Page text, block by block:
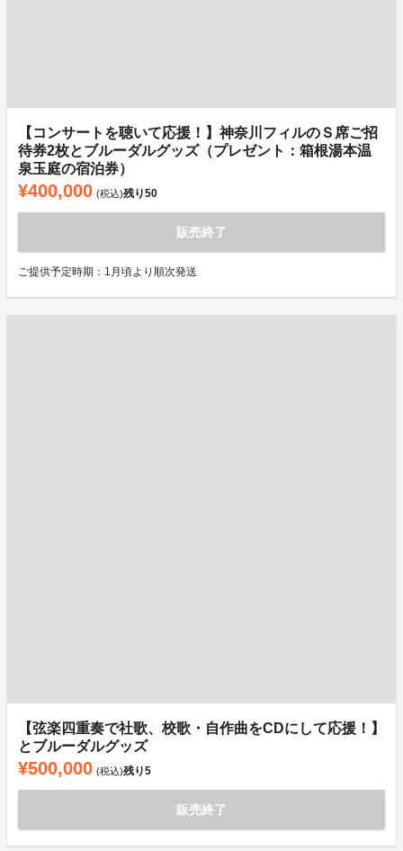
【コンサートを聴いて応援！】神奈川フィルのＳ席ご招
待券2枚とブルーダルグッズ（プレゼント：箱根湯本温
泉玉庭の宿泊券）
¥400,000 (税込)残り50
販売終了
ご提供予定時期：1月頃より順次発送
【弦楽四重奏で社歌、校歌・自作曲をCDにして応援！】
とブルーダルグッズ
¥500,000 (税込)残り5
販売終了